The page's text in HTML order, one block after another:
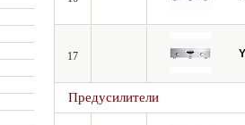
17
Предусилители